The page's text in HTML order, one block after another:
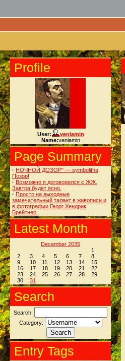
Profile
User:
veniamin
Name:veniamin
Page Summary
· НОЧНОЙ ДОЗОР" — symbolithа
Позор!
· Возможно я договорился с ЖЖ.
Завтра будет ясно.
· Просто на выходные
замечательный талант в живописи и
в фотографии Георг Хендрик
Брейтнер.
Latest Month
December 2035
1
2
3 4 5 6 7
8
9
10 11 12 13 14
15
16
17 18 19 20 21
22
23
24 25 26 27 28
29
30
31
Search
Search:
Category:
Entry Tags